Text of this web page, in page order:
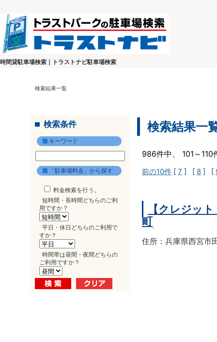
時間貸駐車場検索｜トラストナビ駐車場検索
検索結果一覧
検索条件
キーワード
「駐車場料金」から探す
料金検索を行う。
短時間・長時間どちらのご利
用ですか？
平日・休日どちらのご利用で
すか？
時間帯は昼間・夜間どちらの
ご利用ですか？
検索結果一
986件中、 101～
前の10件 [ 7 ] [ 8 ] [
【クレジッ
町
住所：兵庫県西宮市